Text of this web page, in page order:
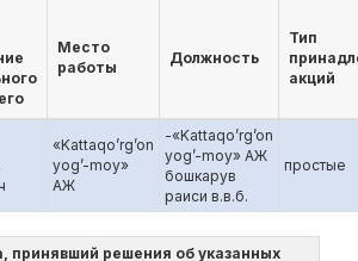
Место
работы
Должность
Тип
акций
«Kattaqo’rg’on
yog’-moy»
АЖ
-«Kattaqo’rg’on
yog’-moy» АЖ
бошкарув
раиси в.в.б.
простые
принявший решения об указанных